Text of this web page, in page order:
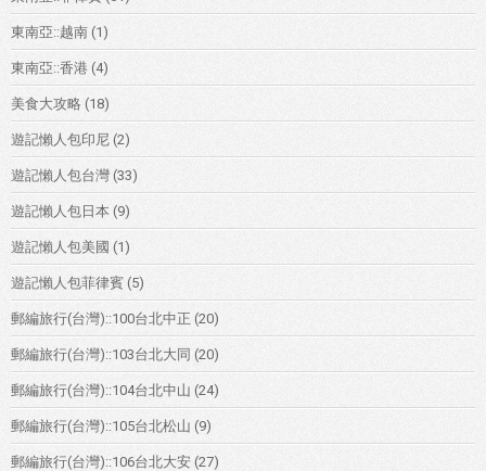
東南亞::越南 (1)
東南亞::香港 (4)
美食大攻略 (18)
遊記懶人包印尼 (2)
遊記懶人包台灣 (33)
遊記懶人包日本 (9)
遊記懶人包美國 (1)
遊記懶人包菲律賓 (5)
郵編旅行(台灣)::100台北中正 (20)
郵編旅行(台灣)::103台北大同 (20)
郵編旅行(台灣)::104台北中山 (24)
郵編旅行(台灣)::105台北松山 (9)
郵編旅行(台灣)::106台北大安 (27)